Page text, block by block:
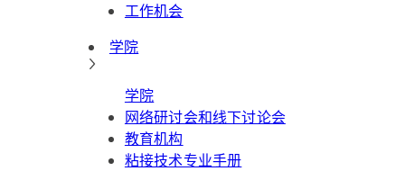
工作机会
学院
学院
网络研讨会和线下讨论会
教育机构
粘接技术专业手册